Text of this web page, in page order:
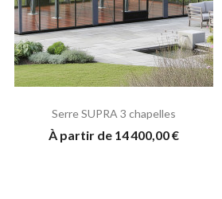
Serre SUPRA 3 chapelles
À partir de 14 400,00 €